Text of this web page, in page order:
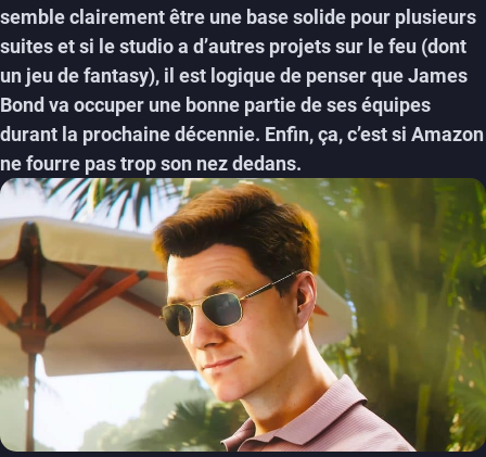
semble clairement être une base solide pour plusieurs
suites et si le studio a d’autres projets sur le feu (dont
un jeu de fantasy), il est logique de penser que James
Bond va occuper une bonne partie de ses équipes
durant la prochaine décennie. Enfin, ça, c’est si Amazon
ne fourre pas trop son nez dedans.